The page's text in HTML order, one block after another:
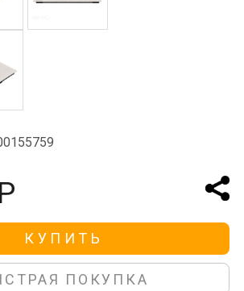
КУПИТЬ
ПОКУПКА